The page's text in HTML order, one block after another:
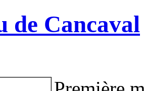
de Cancaval